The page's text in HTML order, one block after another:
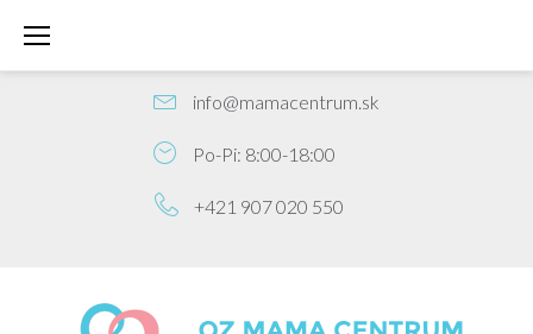
info@mamacentrum.sk
Po-Pi: 8:00-18:00
+421 907 020 550